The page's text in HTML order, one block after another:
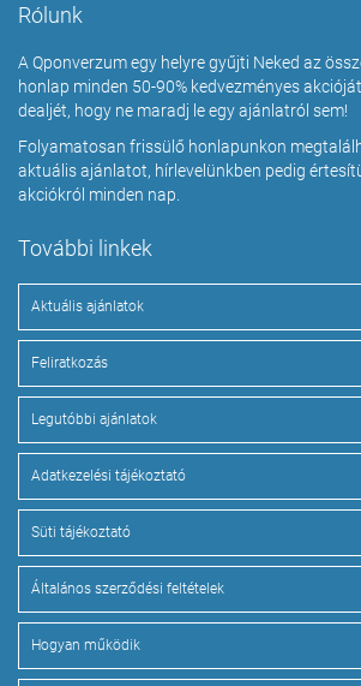
Rólunk
A Qponverzum egy helyre gyűjti Neked az
honlap minden 50-90% kedvezményes
dealjét, hogy ne maradj le egy ajánlatról sem!
Folyamatosan frissülő honlapunkon
aktuális ajánlatot, hírlevelünkben pedig
akciókról minden nap.
További linkek
Aktuális ajánlatok
Feliratkozás
Legutóbbi ajánlatok
Adatkezelési tájékoztató
Süti tájékoztató
Általános szerződési feltételek
Hogyan működik